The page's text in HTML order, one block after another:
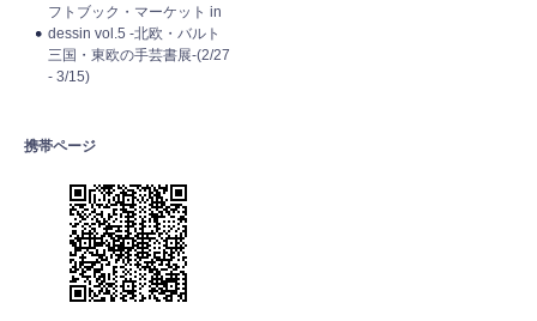
フトブック・マーケット in
dessin vol.5 -北欧・バルト
三国・東欧の手芸書展-(2/27
- 3/15)
携帯ページ